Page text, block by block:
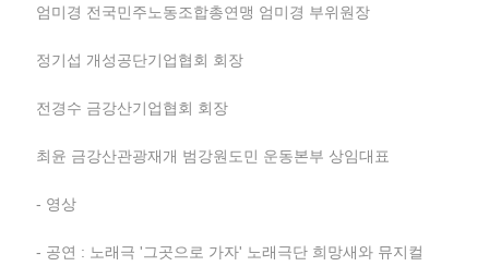
엄미경 전국민주노동조합총연맹 엄미경 부위원장
정기섭 개성공단기업협회 회장
전경수 금강산기업협회 회장
최윤 금강산관광재개 범강원도민 운동본부 상임대표
- 영상
- 공연 : 노래극 '그곳으로 가자' 노래극단 희망새와 뮤지컬